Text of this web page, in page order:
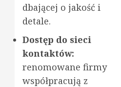
dbającej o jakość i
detale.
Dostęp do sieci
kontaktów:
renomowane firmy
współpracują z